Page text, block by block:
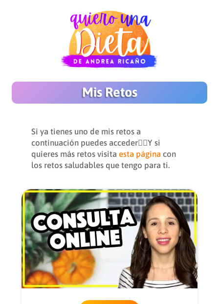
Mis Retos
Si ya tienes uno de mis retos a
continuación puedes acceder👇🏻Y si
quieres más retos visita esta página con
los retos saludables que tengo para ti.